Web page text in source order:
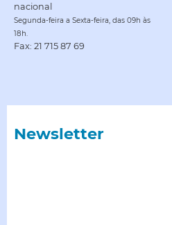
nacional
Segunda-feira a Sexta-feira, das 09h às
18h.
Fax: 21 715 87 69
Newsletter